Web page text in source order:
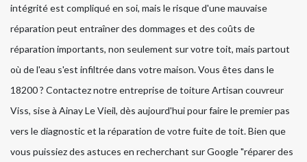
intégrité est compliqué en soi, mais le risque d'une mauvaise
réparation peut entraîner des dommages et des coûts de
réparation importants, non seulement sur votre toit, mais partout
où de l'eau s'est infiltrée dans votre maison. Vous êtes dans le
18200 ? Contactez notre entreprise de toiture Artisan couvreur
Viss, sise à Ainay Le Vieil, dès aujourd'hui pour faire le premier pas
vers le diagnostic et la réparation de votre fuite de toit. Bien que
vous puissiez des astuces en recherchant sur Google "réparer des